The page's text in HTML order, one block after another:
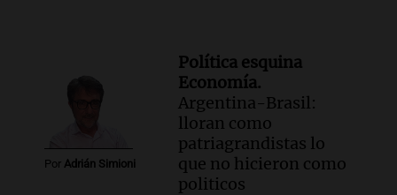
Por Adrián Simioni
Política esquina
Economía.
Argentina-Brasil:
lloran como
patriagrandistas lo
que no hicieron como
politicos